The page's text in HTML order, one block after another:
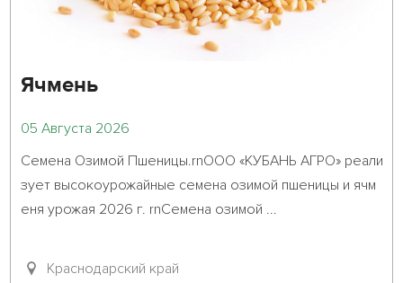
Ячмень
05 Августа 2026
Семена Озимой Пшеницы.rnООО «КУБАНЬ АГРО» реали
зует высокоурожайные семена озимой пшеницы и ячм
еня урожая 2026 г. rnСемена озимой ...
Краснодарский край